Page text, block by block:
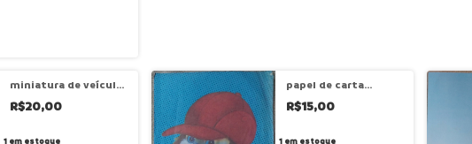
miniatura de veículo
2001 - cód mv009
R$20,00
1em estoque
papel de carta
boné - cód 482
R$15,00
1 em estoque